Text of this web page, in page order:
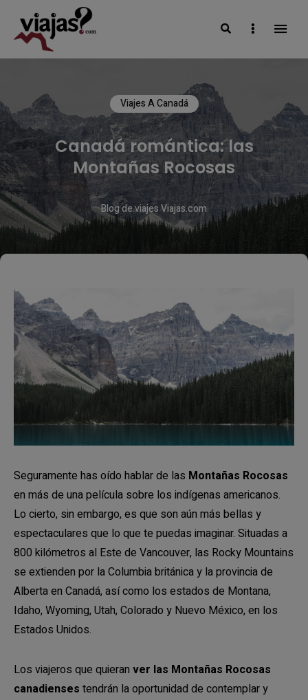
VIAJAS BLOG
SearchSidebar
Viajes A Canadá
Canadá romántica: las
Montañas Rocosas
Blog de viajes Viajas.com
Seguramente has oído hablar de las Montañas Rocosas
en más de una película sobre los indígenas americanos.
Lo cierto, sin embargo, es que son aún más bellas y
espectaculares que lo que te puedas imaginar. Situadas a
800 kilómetros al Este de Vancouver, las Rocky Mountains
se extienden por la Columbia británica y la provincia de
Alberta en Canadá, así como los estados de Montana,
Idaho, Wyoming, Utah, Colorado y Nuevo México, en los
Estados Unidos.
Los viajeros que quieran ver las Montañas Rocosas
canadienses tendrán la oportunidad de contemplar y